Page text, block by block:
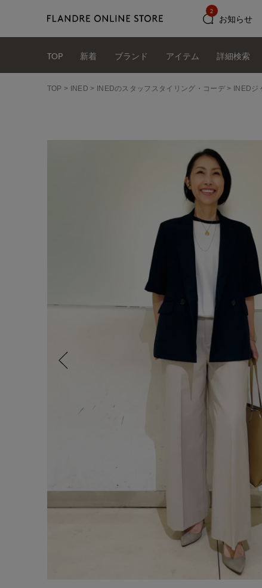
お知らせ
2
TOP 新着 ブランド アイテム 詳細検索
TOP INED INEDのスタッフスタイリング・コーデ INED